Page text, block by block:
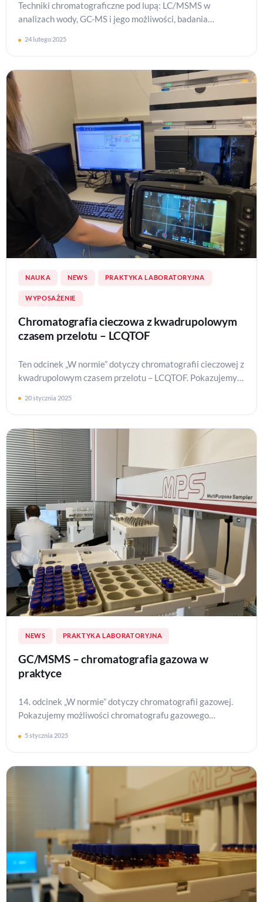
Techniki chromatograficzne pod lupą: LC/MSMS w
analizach wody, GC-MS i jego możliwości, badania
24 lutego 2025
NAUKA NEWS PRAKTYKA LABORATORYJNA
WYPOSAŻENIE
Chromatografia cieczowa z kwadrupolowym
czasem przelotu – LCQTOF
Ten odcinek „W normie” dotyczy chromatografii cieczowej z
kwadrupolowym czasem przelotu – LCQTOF. Pokazujemy
20 stycznia 2025
NEWS PRAKTYKA LABORATORYJNA
GC/MSMS – chromatografia gazowa w
praktyce
14. odcinek „W normie” dotyczy chromatografii gazowej.
Pokazujemy możliwości chromatografu gazowego
5 stycznia 2025